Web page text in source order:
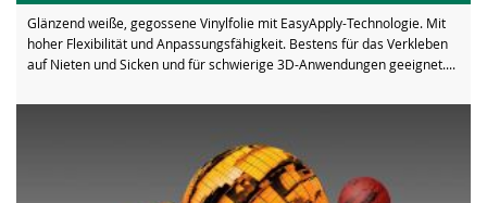
Glänzend weiße, gegossene Vinylfolie mit EasyApply-Technologie. Mit
hoher Flexibilität und Anpassungsfähigkeit. Bestens für das Verkleben
auf Nieten und Sicken und für schwierige 3D-Anwendungen geeignet....